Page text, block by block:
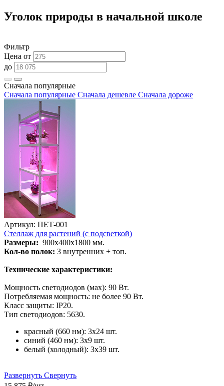
Уголок природы в начальной школе
Фильтр
Цена от
до
Сначала популярные
Сначала популярные Сначала дешевле Сначала дороже
Артикул: ПЕТ-001
Стеллаж для растений (с подсветкой)
Размеры: 900х400х1800 мм.
Кол-во полок: 3 внутренних + топ.
Технические характеристики:
Мощность светодиодов (мах): 90 Вт.
Потребляемая мощность: не более 90 Вт.
Класс защиты: IP20.
Тип светодиодов: 5630.
красный (660 нм): 3х24 шт.
синий (460 нм): 3х9 шт.
белый (холодный): 3х39 шт.
Развернуть Свернуть